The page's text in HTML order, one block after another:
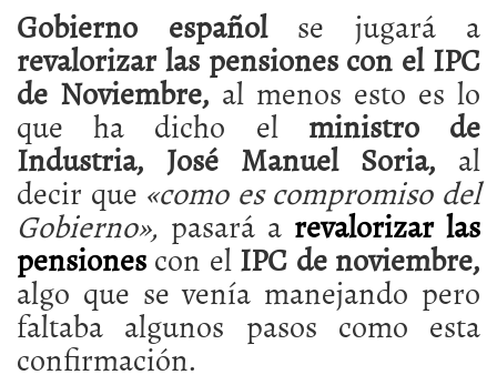
Gobierno españolse jugará a
revalorizar las pensiones con el IPC
de Noviembre,al menos esto es lo
que ha dicho elministro de
Industria, José Manuel Soria, al
decir que«como es compromiso del
Gobierno», pasará a revalorizar las
pensionescon elIPC de noviembre,
algo que se venía manejando pero
faltaba algunos pasos como esta
confirmación.